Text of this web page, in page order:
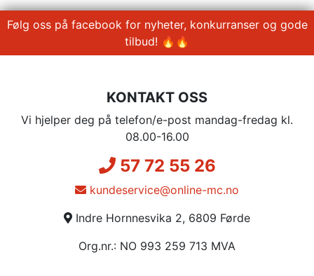
Følg oss på facebook for nyheter, konkurranser og gode
tilbud! 🔥🔥
KONTAKT OSS
Vi hjelper deg på telefon/e-post mandag-fredag kl.
08.00-16.00
57 72 55 26
kundeservice@online-mc.no
Indre Hornnesvika 2, 6809 Førde
Org.nr.: NO 993 259 713 MVA